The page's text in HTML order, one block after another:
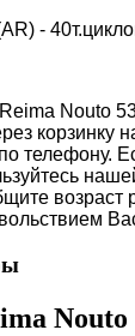
-
Nouto
корзинку
телефону.
возраст
Nouto